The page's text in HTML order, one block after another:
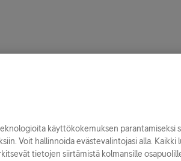
käyttökokemuksen parantamiseksi
Voit hallinnoida evästevalintojasi alla. Kaikki
tietojen siirtämistä kolmansille